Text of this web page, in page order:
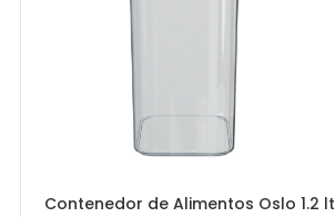
Contenedor de Alimentos Oslo 1.2 lt